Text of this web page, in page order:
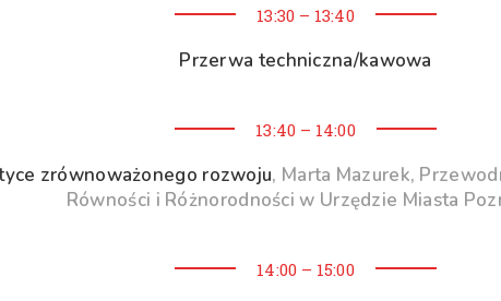
13:30 – 13:40
Przerwa techniczna/kawowa
13:40 – 14:00
zrównoważonego rozwoju, Marta Mazurek,
Równości i Różnorodności w Urzędzie Miasta
14:00 – 15:00